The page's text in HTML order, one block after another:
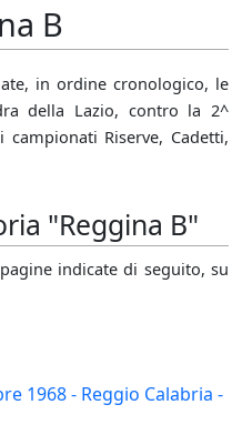
B
in ordine cronologico, le
della Lazio, contro la 2^
Riserve, Cadetti,
"Reggina B"
indicate di seguito, su
1968 - Reggio Calabria -